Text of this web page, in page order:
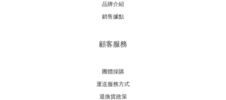
品牌介紹
銷售據點
顧客服務
團體採購
運送服務方式
退換貨政策